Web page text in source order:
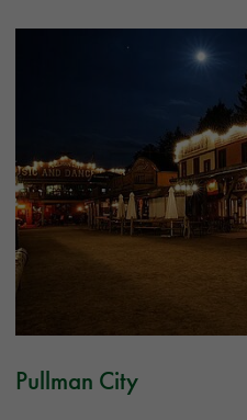
Pullman City